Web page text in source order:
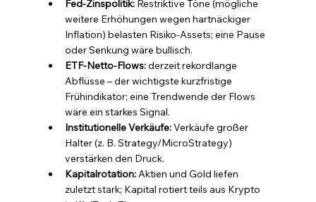
Fed-Zinspolitik: Restriktive Töne (mögliche
weitere Erhöhungen wegen hartnäckiger
Inflation) belasten Risiko-Assets; eine Pause
oder Senkung wäre bullisch.
ETF-Netto-Flows: derzeit rekordlange
Abflüsse – der wichtigste kurzfristige
Frühindikator; eine Trendwende der Flows
wäre ein starkes Signal.
Institutionelle Verkäufe: Verkäufe großer
Halter (z. B. Strategy/MicroStrategy)
verstärken den Druck.
Kapitalrotation: Aktien und Gold liefen
zuletzt stark; Kapital rotiert teils aus Krypto